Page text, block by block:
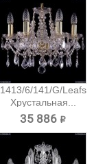
1413/6/141/G/Leafs
Хрустальная...
35 886 ₽